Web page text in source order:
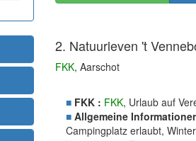
2. Natuurleven 't
FKK, Aarschot
■ FKK : FKK, Urlaub auf
■ Allgemeine
Campingplatz erlaubt,